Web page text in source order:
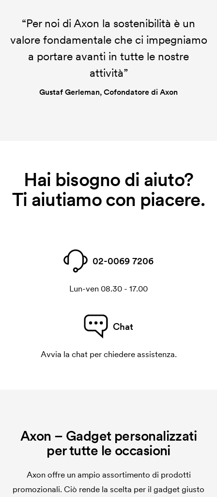
“Per noi di Axon la sostenibilità è un
valore fondamentale che ci impegniamo
a portare avanti in tutte le nostre
attività”
Gustaf Gerleman, Cofondatore di Axon
Hai bisogno di aiuto?
Ti aiutiamo con piacere.
02-0069 7206
Lun-ven 08.30 - 17.00
Chat
Avvia la chat per chiedere assistenza.
Axon – Gadget personalizzati
per tutte le occasioni
Axon offre un ampio assortimento di prodotti
promozionali. Ciò rende la scelta per il gadget giusto